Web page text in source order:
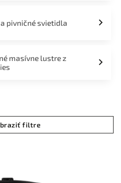
a pivničné svietidla
masívne lustre z